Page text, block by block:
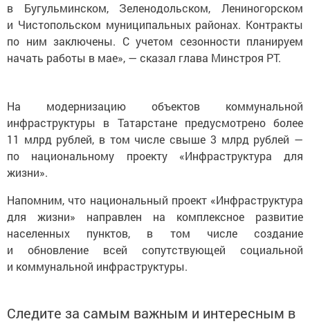
в Бугульминском, Зеленодольском, Лениногорском
и Чистопольском муниципальных районах. Контракты
по ним заключены. С учетом сезонности планируем
начать работы в мае», — сказал глава Минстроя РТ.
На модернизацию объектов коммунальной
инфраструктуры в Татарстане предусмотрено более
11 млрд рублей, в том числе свыше 3 млрд рублей —
по национальному проекту «Инфраструктура для
жизни».
Напомним, что национальный проект «Инфраструктура
для жизни» направлен на комплексное развитие
населенных пунктов, в том числе создание
и обновление всей сопутствующей социальной
и коммунальной инфраструктуры.
Следите за самым важным и интересным в